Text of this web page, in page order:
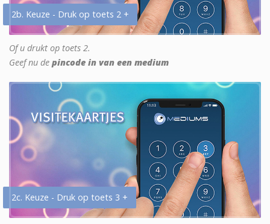
2b. Keuze - Druk op toets 2 +
Of u drukt op toets 2.
Geef nu de pincode in van een medium
2c. Keuze - Druk op toets 3 +